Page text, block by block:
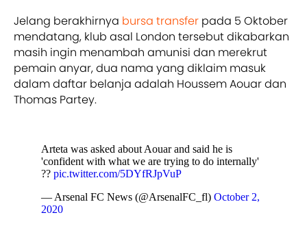
Jelang berakhirnya bursa transfer pada 5 Oktober
mendatang, klub asal London tersebut dikabarkan
masih ingin menambah amunisi dan merekrut
pemain anyar, dua nama yang diklaim masuk
dalam daftar belanja adalah Houssem Aouar dan
Thomas Partey.
Arteta was asked about Aouar and said he is
'confident with what we are trying to do internally'
?? pic.twitter.com/5DYfRJpVuP
— Arsenal FC News (@ArsenalFC_fl) October 2,
2020